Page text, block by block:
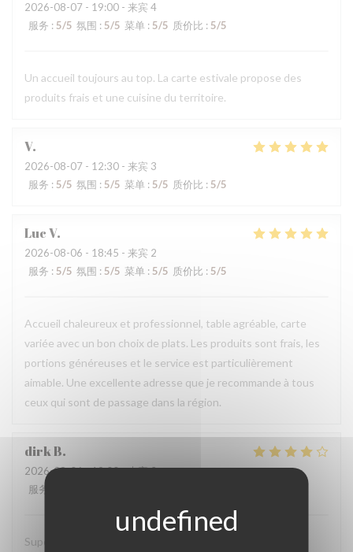
2026-08-07 - 19:00 - 来宾 4
服务 : 5/5 氛围 : 5/5 菜单 : 5/5 质价比 : 5/5
Un accueil toujours au top. La carte estivale propose des
produits frais et une cuisine du territoire.
V
2026-08-07 - 12:30 - 来宾 3
服务 : 5/5 氛围 : 5/5 菜单 : 5/5 质价比 : 5/5
LucV
2026-08-06 - 18:45 - 来宾 2
服务 : 5/5 氛围 : 5/5 菜单 : 5/5 质价比 : 5/5
Accueil chaleureux et professionnel, table agréable, carte
variée avec un bon choix de plats. Les produits sont frais, les
portions généreuses et le service est particulièrement
aimable. Une excellente adresse que je recommande à tous
ceux qui sont de passage dans la région.
dirkB
2026-08-06- 19:00 - 来宾 2
服务
Super vriendelijke ontvagst, zeer goede prijs kwaliteit,